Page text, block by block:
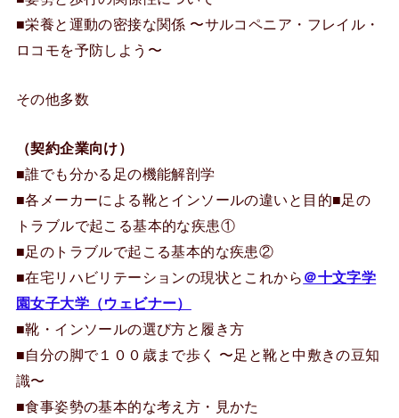
■栄養と運動の密接な関係 〜サルコペニア・フレイル・
ロコモを予防しよう〜
その他多数
（契約企業向け）
■誰でも分かる足の機能解剖学
■各メーカーによる靴とインソールの違いと目的■足の
トラブルで起こる基本的な疾患①
■足のトラブルで起こる基本的な疾患②
■在宅リハビリテーションの現状とこれから ＠十文字学
園女子大学（ウェビナー）
■靴・インソールの選び方と履き方
■自分の脚で１００歳まで歩く 〜足と靴と中敷きの豆知
識〜
■食事姿勢の基本的な考え方・見かた